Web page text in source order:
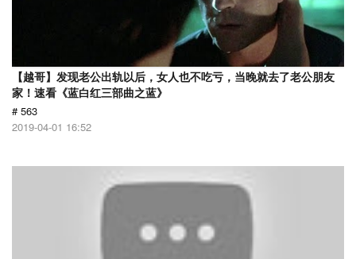
【越哥】发现老公出轨以后，女人也不吃亏，当晚就去了老公朋友
家！速看《蓝白红三部曲之蓝》
# 563
2019-04-01 16:52